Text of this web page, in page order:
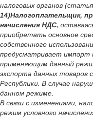
налоговых органов
14)Налогоплательщик,
начисления НДС,
приобретать основное
собственного
предусматривает импорт
применяющим данный
экспорта данных товаров
Республики. В случае
данном режиме.
В связи с изменениями,
режим условного